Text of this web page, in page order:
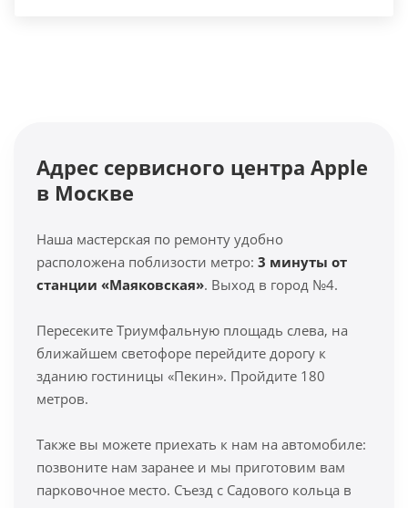
Адрес сервисного центра Apple
в Москве
Наша мастерская по ремонту удобно
расположена поблизости метро: 3 минуты от
станции «Маяковская». Выход в город №4.
Пересеките Триумфальную площадь слева, на
ближайшем светофоре перейдите дорогу к
зданию гостиницы «Пекин». Пройдите 180
метров.
Также вы можете приехать к нам на автомобиле:
позвоните нам заранее и мы приготовим вам
парковочное место. Съезд с Садового кольца в